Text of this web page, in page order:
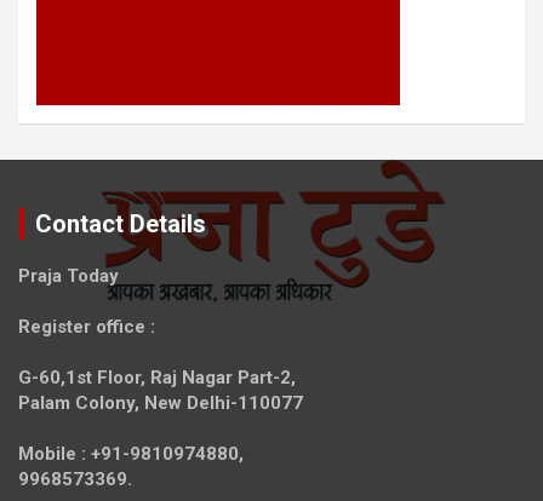
Contact Details
Praja Today
Register office :
G-60,1st Floor, Raj Nagar Part-2,
Palam Colony, New Delhi-110077
Mobile : +91-9810974880,
9968573369.